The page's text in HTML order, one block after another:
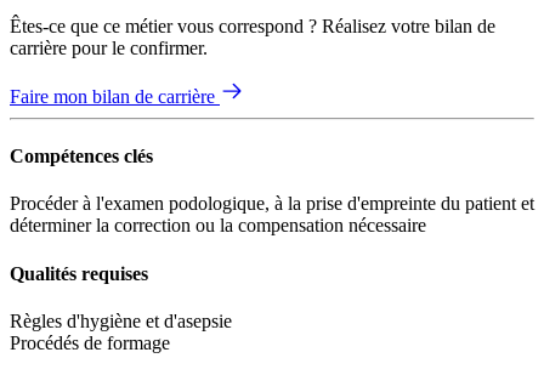
Êtes-ce que ce métier vous correspond ? Réalisez votre bilan de
carrière pour le confirmer.
Faire mon bilan de carrière
Compétences clés
Procéder à l'examen podologique, à la prise d'empreinte du patient et
déterminer la correction ou la compensation nécessaire
Qualités requises
Règles d'hygiène et d'asepsie
Procédés de formage